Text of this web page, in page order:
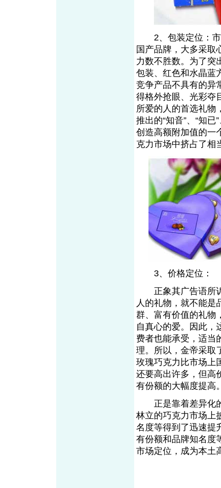
2、包装定位：市
国产品牌，大多采取
力数不胜数。为了突
包装、红色和水晶蓝
竞争产品不具有的异
得格外抢眼、光彩夺
所爱的人的首选礼物
推出的“知音”、“知已
创造高额附加值的一
克力市场中挤占了
3、价格定位：
正象其广告语所诉
人的礼物，就不能是
群、富有价值的礼物
自真心的爱。因此，
费者也能承受，适当
理。所以，金帝采取
玫瑰巧克力比市场上
还要高出许多，但高
有份额的大幅度提高
正是靠着差异化的
林立的巧克力市场上
名度等得到了迅速提
有份额和品牌知名度
市场定位，成为本土